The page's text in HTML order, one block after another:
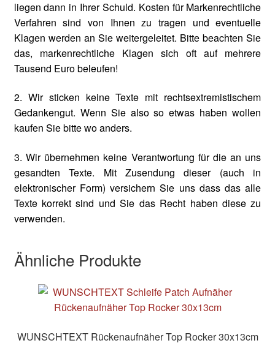
liegen dann in Ihrer Schuld. Kosten für Markenrechtliche
Verfahren sind von Ihnen zu tragen und eventuelle
Klagen werden an Sie weitergeleitet. Bitte beachten Sie
das, markenrechtliche Klagen sich oft auf mehrere
Tausend Euro beleufen!
2. Wir sticken keine Texte mit rechtsextremistischem
Gedankengut. Wenn Sie also so etwas haben wollen
kaufen Sie bitte wo anders.
3. Wir übernehmen keine Verantwortung für die an uns
gesandten Texte. Mit Zusendung dieser (auch in
elektronischer Form) versichern Sie uns dass das alle
Texte korrekt sind und Sie das Recht haben diese zu
verwenden.
Ähnliche Produkte
WUNSCHTEXT Rückenaufnäher Top Rocker 30x13cm